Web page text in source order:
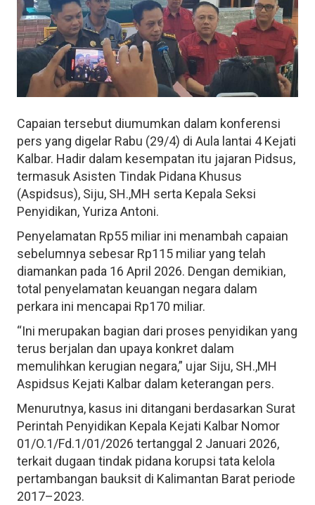
Capaian tersebut diumumkan dalam konferensi
pers yang digelar Rabu (29/4) di Aula lantai 4 Kejati
Kalbar. Hadir dalam kesempatan itu jajaran Pidsus,
termasuk Asisten Tindak Pidana Khusus
(Aspidsus), Siju, SH.,MH serta Kepala Seksi
Penyidikan, Yuriza Antoni.
Penyelamatan Rp55 miliar ini menambah capaian
sebelumnya sebesar Rp115 miliar yang telah
diamankan pada 16 April 2026. Dengan demikian,
total penyelamatan keuangan negara dalam
perkara ini mencapai Rp170 miliar.
“Ini merupakan bagian dari proses penyidikan yang
terus berjalan dan upaya konkret dalam
memulihkan kerugian negara,” ujar Siju, SH.,MH
Aspidsus Kejati Kalbar dalam keterangan pers.
Menurutnya, kasus ini ditangani berdasarkan Surat
Perintah Penyidikan Kepala Kejati Kalbar Nomor
01/O.1/Fd.1/01/2026 tertanggal 2 Januari 2026,
terkait dugaan tindak pidana korupsi tata kelola
pertambangan bauksit di Kalimantan Barat periode
2017–2023.